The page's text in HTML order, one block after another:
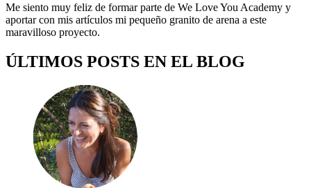
Me siento muy feliz de formar parte de We Love You Academy y
aportar con mis artículos mi pequeño granito de arena a este
maravilloso proyecto.
ÚLTIMOS POSTS EN EL BLOG